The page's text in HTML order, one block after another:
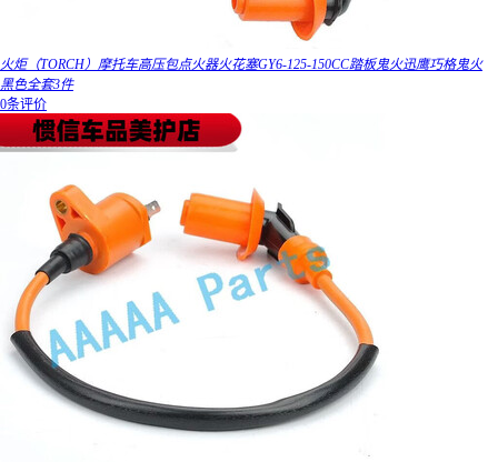
火炬（TORCH）摩托车高压包点火器火花塞GY6-125-150CC踏板鬼火迅鹰巧格鬼火
黑色全套3件
0条评价